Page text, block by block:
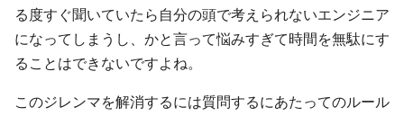
る度すぐ聞いていたら自分の頭で考えられないエンジニア
になってしまうし、かと言って悩みすぎて時間を無駄にす
ることはできないですよね。
このジレンマを解消するには質問するにあたってのルール